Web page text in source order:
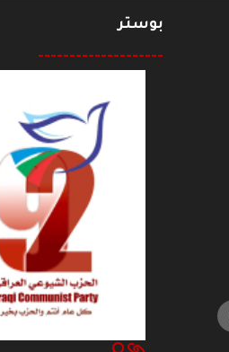
بوستر
--------------------